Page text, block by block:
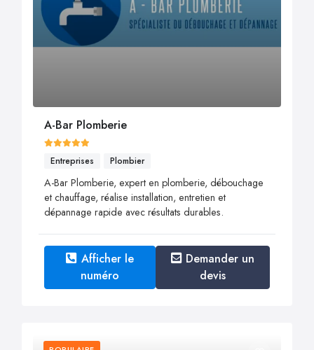
A-Bar Plomberie
Entreprises Plombier
A-Bar Plomberie, expert en plomberie, débouchage
et chauffage, réalise installation, entretien et
dépannage rapide avec résultats durables.
Afficher le
numéro
Demander un
devis